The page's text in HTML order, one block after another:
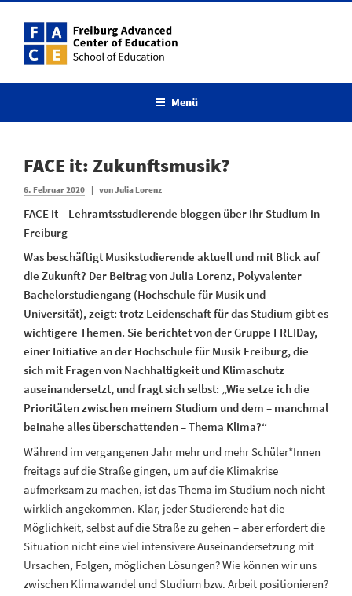
Inhalt
springen
Menü
FACE it: Zukunftsmusik?
Veröffentlicht
6. Februar 2020 | von Julia Lorenz
FACE it – Lehramtsstudierende bloggen über ihr Studium in
Freiburg
Was beschäftigt Musikstudierende aktuell und mit Blick auf
die Zukunft? Der Beitrag von Julia Lorenz, Polyvalenter
Bachelorstudiengang (Hochschule für Musik und
Universität), zeigt: trotz Leidenschaft für das Studium gibt es
wichtigere Themen. Sie berichtet von der Gruppe FREIDay,
einer Initiative an der Hochschule für Musik Freiburg, die
sich mit Fragen von Nachhaltigkeit und Klimaschutz
auseinandersetzt, und fragt sich selbst: „Wie setze ich die
Prioritäten zwischen meinem Studium und dem – manchmal
beinahe alles überschattenden – Thema Klima?“
Während im vergangenen Jahr mehr und mehr Schüler*Innen
freitags auf die Straße gingen, um auf die Klimakrise
aufmerksam zu machen, ist das Thema im Studium noch nicht
wirklich angekommen. Klar, jeder Studierende hat die
Möglichkeit, selbst auf die Straße zu gehen – aber erfordert die
Situation nicht eine viel intensivere Auseinandersetzung mit
Ursachen, Folgen, möglichen Lösungen? Wie können wir uns
zwischen Klimawandel und Studium bzw. Arbeit positionieren?